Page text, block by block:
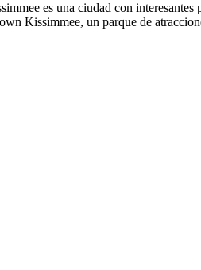
es una ciudad con
Kissimmee, un parque de